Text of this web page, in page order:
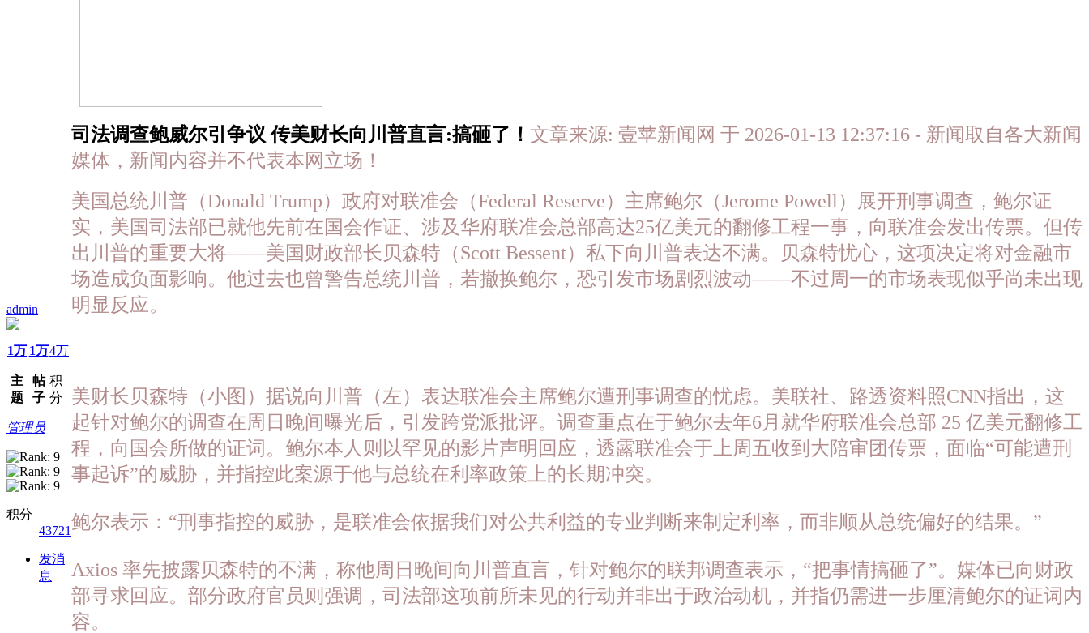
admin
1万
主
题
1万
帖
子
4万
积
分
管理员
积分
43721
发消
息
司法调查鲍威尔引争议 传美财长向川普直言:搞砸了！ 文章来源: 壹苹新闻网 于 2026-01-13 12:37:16 - 新闻取自各大新闻
媒体，新闻内容并不代表本网立场！
美国总统川普（Donald Trump）政府对联准会（Federal Reserve）主席鲍尔（Jerome Powell）展开刑事调查，鲍尔证
实，美国司法部已就他先前在国会作证、涉及华府联准会总部高达25亿美元的翻修工程一事，向联准会发出传票。但传
出川普的重要大将——美国财政部长贝森特（Scott Bessent）私下向川普表达不满。贝森特忧心，这项决定将对金融市
场造成负面影响。他过去也曾警告总统川普，若撤换鲍尔，恐引发市场剧烈波动——不过周一的市场表现似乎尚未出现
明显反应。
美财长贝森特（小图）据说向川普（左）表达联准会主席鲍尔遭刑事调查的忧虑。美联社、路透资料照CNN指出，这
起针对鲍尔的调查在周日晚间曝光后，引发跨党派批评。调查重点在于鲍尔去年6月就华府联准会总部 25 亿美元翻修工
程，向国会所做的证词。鲍尔本人则以罕见的影片声明回应，透露联准会于上周五收到大陪审团传票，面临“可能遭刑
事起诉”的威胁，并指控此案源于他与总统在利率政策上的长期冲突。
鲍尔表示：“刑事指控的威胁，是联准会依据我们对公共利益的专业判断来制定利率，而非顺从总统偏好的结果。”
Axios 率先披露贝森特的不满，称他周日晚间向川普直言，针对鲍尔的联邦调查表示，“把事情搞砸了”。媒体已向财政
部寻求回应。部分政府官员则强调，司法部这项前所未见的行动并非出于政治动机，并指仍需进一步厘清鲍尔的证词内
容。